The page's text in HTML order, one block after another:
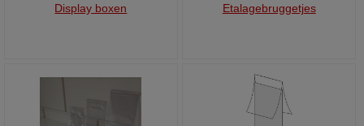
Display boxen Etalagebruggetjes